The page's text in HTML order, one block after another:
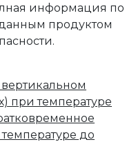
информация по
продуктом
при температуре
до